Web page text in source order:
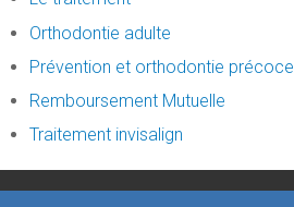
Orthodontie adulte
Prévention et orthodontie précoce
Remboursement Mutuelle
Traitement invisalign